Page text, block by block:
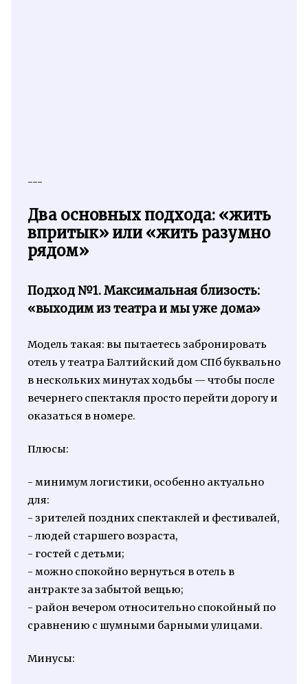
---
Два основных подхода: «жить
впритык» или «жить разумно
рядом»
Подход №1. Максимальная близость:
«выходим из театра и мы уже дома»
Модель такая: вы пытаетесь забронировать
отель у театра Балтийский дом СПб буквально
в нескольких минутах ходьбы — чтобы после
вечернего спектакля просто перейти дорогу и
оказаться в номере.
Плюсы:
- минимум логистики, особенно актуально
для:
- зрителей поздних спектаклей и фестивалей,
- людей старшего возраста,
- гостей с детьми;
- можно спокойно вернуться в отель в
антракте за забытой вещью;
- район вечером относительно спокойный по
сравнению с шумными барными улицами.
Минусы: